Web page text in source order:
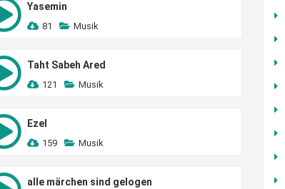
Yasemin
81 Musik
Taht Sabeh Ared
121 Musik
Ezel
159 Musik
alle märchen sind gelogen